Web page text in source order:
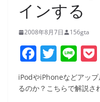
インする
2008年8月7日 156gta
F
a
c
T
w
itt
Li
n
e
iPodやiPhoneなどアッ
るのか？こちらで解説さ